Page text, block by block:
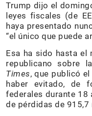
Trump dijo el
leyes fiscales (de
haya presentado
“el único que puede
Esa ha sido hasta el
republicano sobre
Times, que publicó
haber evitado, de
federales durante 18
de pérdidas de